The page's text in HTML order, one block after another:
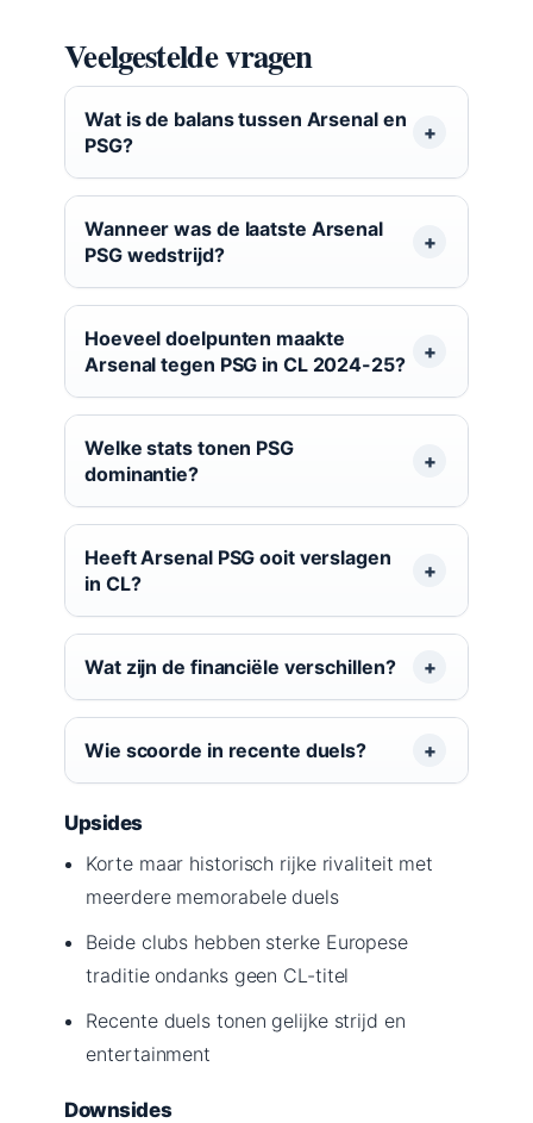
Veelgestelde vragen
Wat is de balans tussen Arsenal en
PSG?
Wanneer was de laatste Arsenal
PSG wedstrijd?
Hoeveel doelpunten maakte
Arsenal tegen PSG in CL 2024-25?
Welke stats tonen PSG
dominantie?
Heeft Arsenal PSG ooit verslagen
in CL?
Wat zijn de financiële verschillen?
Wie scoorde in recente duels?
Upsides
Korte maar historisch rijke rivaliteit met
meerdere memorabele duels
Beide clubs hebben sterke Europese
traditie ondanks geen CL-titel
Recente duels tonen gelijke strijd en
entertainment
Downsides